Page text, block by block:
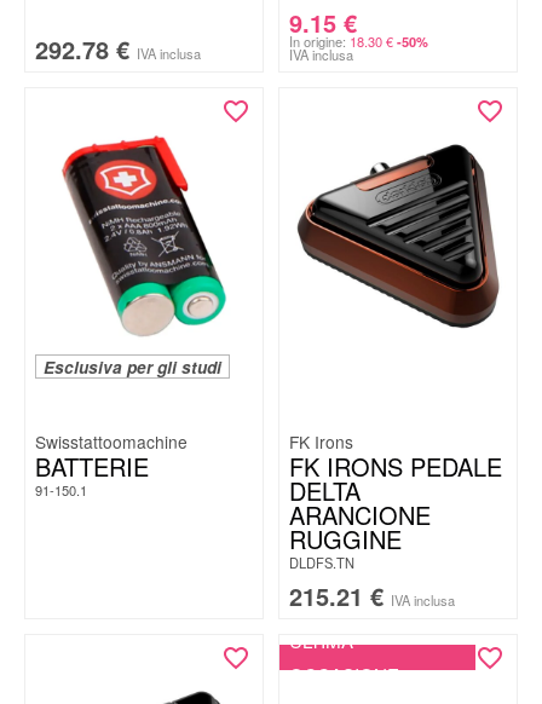
292.78 € IVA inclusa
9.15 €
In origine: 18.30€ -50%
IVA inclusa
Esclusiva per gli studi
Swisstattoomachine
BATTERIE
91-150.1
FK Irons
FK IRONS PEDALE
DELTA
ARANCIONE
RUGGINE
DLDFS.TN
215.21 € IVA inclusa
ULTIMA
OCCASIONE